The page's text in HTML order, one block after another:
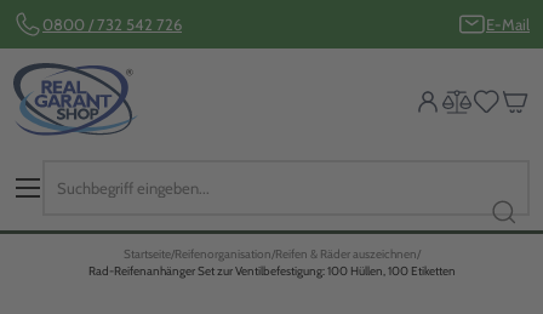
0800 / 732 542 726 E-Mail
Startseite Reifenorganisation Reifen & Räder auszeichnen
Rad-Reifenanhänger Set zur Ventilbefestigung: 100 Hüllen, 100 Etiketten